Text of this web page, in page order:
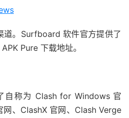
。Surfboard 软件官方提供了
Pure 下载地址。
自称为 Clash for Windows 官
、ClashX 官网、Clash Verge